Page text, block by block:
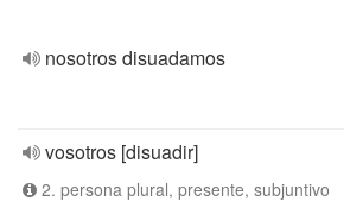
nosotros disuadamos
vosotros [disuadir]
2. persona plural, presente, subjuntivo